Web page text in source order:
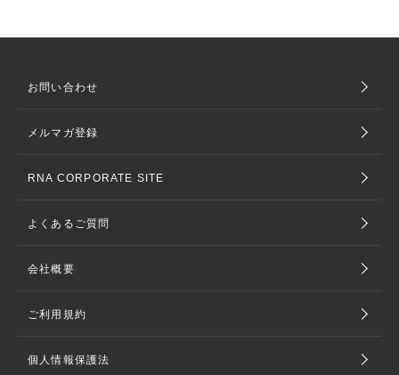
お問い合わせ
メルマガ登録
RNA CORPORATE SITE
よくあるご質問
会社概要
ご利用規約
個人情報保護法